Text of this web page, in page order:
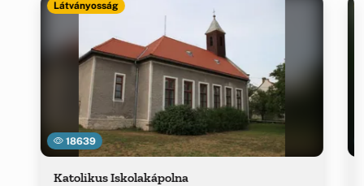
18639
Látványosság
Katolikus Iskolakápolna